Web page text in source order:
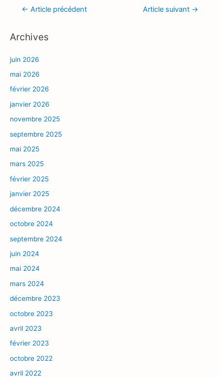
Navigation
l’article
← Article précédent Article suivant →
Archives
juin 2026
mai 2026
février 2026
janvier 2026
novembre 2025
septembre 2025
mai 2025
mars 2025
février 2025
janvier 2025
décembre 2024
octobre 2024
septembre 2024
juin 2024
mai 2024
mars 2024
décembre 2023
octobre 2023
avril 2023
février 2023
octobre 2022
avril 2022